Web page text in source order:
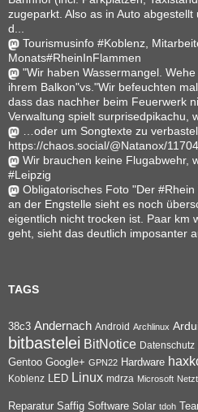
zugeparkt. Also as in Auto
d...
Tourismusinfo #Koblenz,
Monats#RheinInFlammen
"Wir haben Wassermangel.
ihrem Balkon"vs."Wir befeuchten
dass das nachher beim Feuerwerk
Verwaltung spielt surprisedpikachu,
…oder um Songtexte zu
https://chaos.social/@Natanox/
Wir brauchen keine Flugabwehr,
#Leipzig
Obligatorisches Foto "Der
an der Engstelle sieht es noch
eigentlich nicht trocken ist. Paar km
geht, sieht das deutlich imposanter
TAGS
38c3 Andernach Android Archlinux
bitbastelei BitNotice Datenschutz
Gentoo Google+ GPN22 Hardware
Koblenz LED Linux mdrza Microsoft
Reparatur Saffig Software Solar tdoh